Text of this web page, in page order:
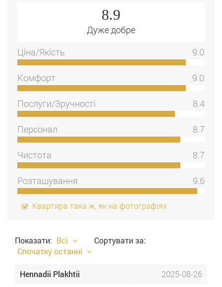
8.9
Дуже добре
Ціна/Якість
9.0
Комфорт 9.0
Послуги/Зручності 8.4
Персонал 8.7
Чистота 8.7
Розташування 9.6
Квартира така ж, як на фотографіях
Показати: Всі
Сортувати за:
Cпочатку останні
Hennadii Plakhtii 2025-08-26